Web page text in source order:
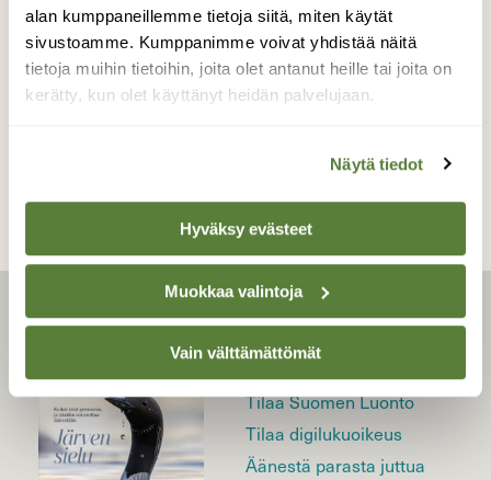
alan kumppaneillemme tietoja siitä, miten käytät
sivustoamme. Kumppanimme voivat yhdistää näitä
tietoja muihin tietoihin, joita olet antanut heille tai joita on
kerätty, kun olet käyttänyt heidän palvelujaan.
Näytä tiedot
Hyväksy evästeet
Muokkaa valintoja
Vain välttämättömät
LUONTO
Testaa tietosi myrkkyvisassa!
LEHTI
Tilaa Suomen Luonto
Tilaa digilukuoikeus
Äänestä parasta juttua